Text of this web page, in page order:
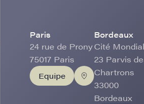
Paris
24 rue de Prony
75017 Paris
Equipe
Bordeaux
Cité
23 Parvis
Chartrons
33000
Bordeaux